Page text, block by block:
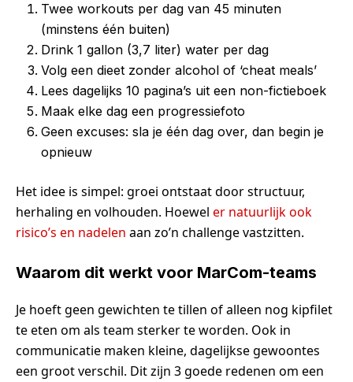
Twee workouts per dag van 45 minuten
(minstens één buiten)
Drink 1 gallon (3,7 liter) water per dag
Volg een dieet zonder alcohol of ‘cheat meals’
Lees dagelijks 10 pagina’s uit een non-fictieboek
Maak elke dag een progressiefoto
Geen excuses: sla je één dag over, dan begin je
opnieuw
Het idee is simpel: groei ontstaat door structuur,
herhaling en volhouden. Hoewel er natuurlijk ook
risico’s en nadelen aan zo’n challenge vastzitten.
Waarom dit werkt voor MarCom-teams
Je hoeft geen gewichten te tillen of alleen nog kipfilet
te eten om als team sterker te worden. Ook in
communicatie maken kleine, dagelijkse gewoontes
een groot verschil. Dit zijn 3 goede redenen om een